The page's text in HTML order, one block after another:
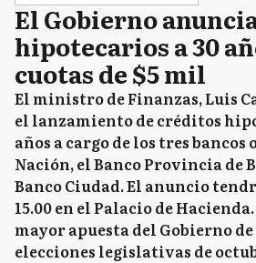
El Gobierno
hipotecarios a 30
cuotas de $5 mil
El ministro de Finanzas, Luis
el lanzamiento de créditos
años a cargo de los tres bancos
Nación, el Banco Provincia de
Banco Ciudad. El anuncio
15.00 en el Palacio de
mayor apuesta del Gobierno de
elecciones legislativas de